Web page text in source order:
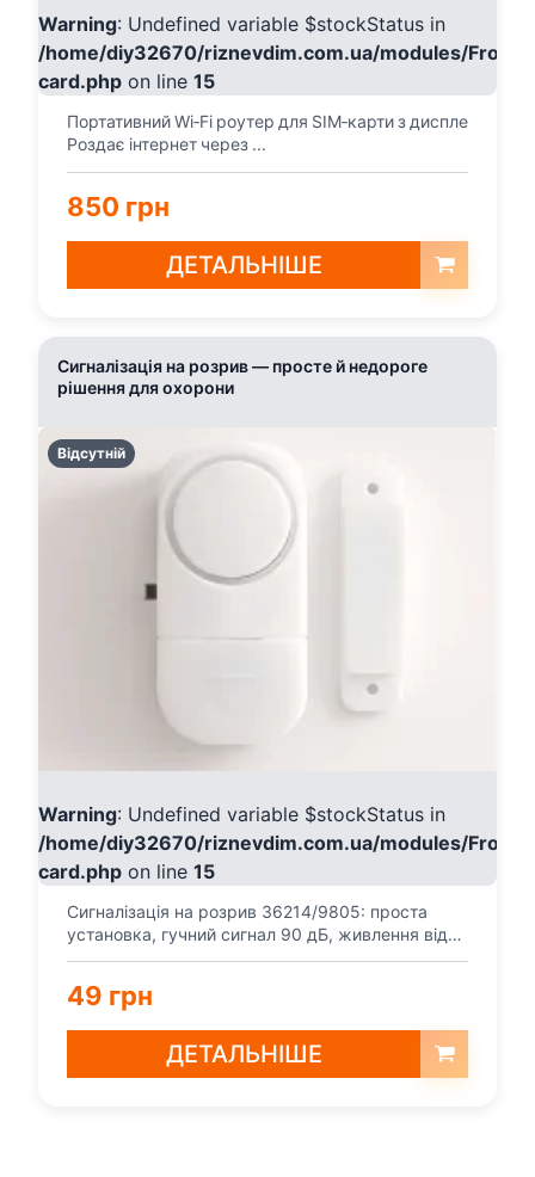
Warning: Undefined variable $stockStatus in
/home/diy32670/riznevdim.com.ua/modules/
card.php on line 15
Портативний Wi‑Fi роутер для SIM‑карти з дисплеєм та
Роздає інтернет через ...
850 грн
ДЕТАЛЬНІШЕ
Сигналізація на розрив — просте й недороге
рішення для охорони
Warning: Undefined variable $stockStatus in
/home/diy32670/riznevdim.com.ua/modules/
card.php on line 15
Відсутній
Сигналізація на розрив 36214/9805: проста
установка, гучний сигнал 90 дБ, живлення від
батарейки. Пі...
49 грн
ДЕТАЛЬНІШЕ